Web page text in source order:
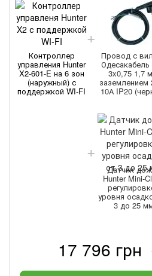
Контроллер
управления Hunter
X2-601-E на 6 зон
(наружный) с
поддержкой WI-FI
Провод с
3x0,75 1,7
заземлением
10А IP20
Датчик
Hunter Mini-
уровня
3 до 25
17 796 грн